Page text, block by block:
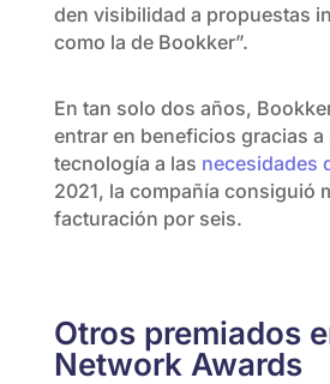
den visibilidad a propuestas
como la de Bookker”.
En tan solo dos años,
entrar en beneficios gracias a
tecnología a las necesidades
2021, la compañía consiguió
facturación por seis.
Otros premiados
Network Awards